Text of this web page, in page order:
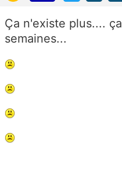
Ça n'existe plus....
semaines...